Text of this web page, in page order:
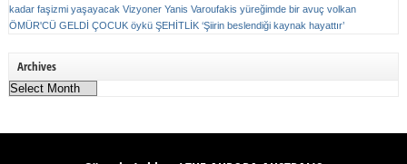
kadar faşizmi yaşayacak Vizyoner Yanis Varoufakis yüreğimde bir avuç volkan
ÖMÜR'CÜ GELDİ ÇOCUK öykü ŞEHİTLİK ‘Şiirin beslendiği kaynak hayattır’
Archives
Archives